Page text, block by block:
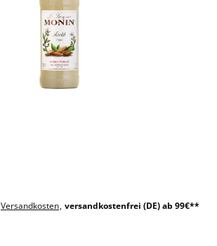
Versandkosten, versandkostenfrei (DE) ab 99€**